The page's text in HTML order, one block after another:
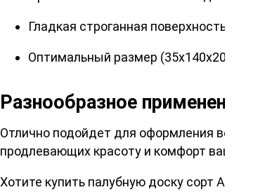
Гладкая строганная поверхность с
Оптимальный размер (35х140х2000мм)
Разнообразное применение:
Отлично подойдет для оформления
продлевающих красоту и комфорт вашего
Хотите купить палубную доску сорт АВ